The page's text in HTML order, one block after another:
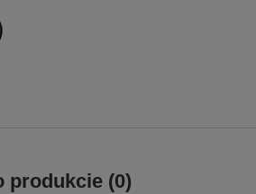
produkcie (0)